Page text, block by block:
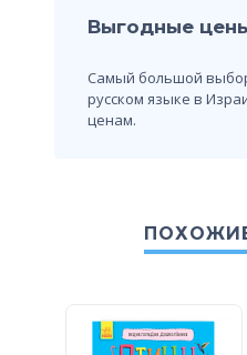
Выгодные
Самый большой
русском языке в
ценам.